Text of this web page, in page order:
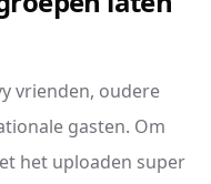
vrienden, oudere
gasten. Om
het uploaden super